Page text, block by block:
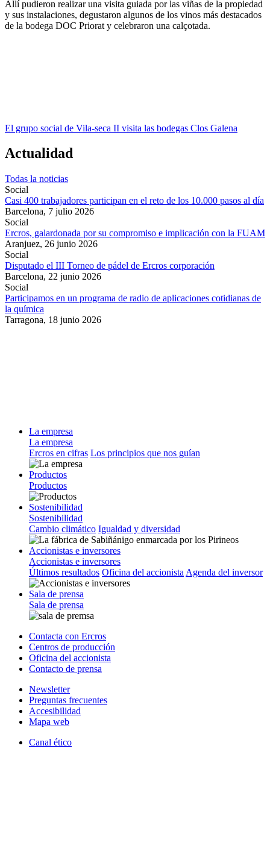
Allí pudieron realizar una visita guiada por las viñas de la propiedad
y sus instalaciones, degustaron algunos de los vinos más destacados
de la bodega DOC Priorat y celebraron una calçotada.
El grupo social de Vila-seca II visita las bodegas Clos Galena
Actualidad
Todas la noticias
Social
Casi 400 trabajadores participan en el reto de los 10.000 pasos al día
Barcelona, 7 julio 2026
Social
Ercros, galardonada por su compromiso e implicación con la FUAM
Aranjuez, 26 junio 2026
Social
Disputado el III Torneo de pádel de Ercros corporación
Barcelona, 22 junio 2026
Social
Participamos en un programa de radio de aplicaciones cotidianas de
la química
Tarragona, 18 junio 2026
La empresa
La empresa
Ercros en cifras Los principios que nos guían
Productos
Productos
Sostenibilidad
Sostenibilidad
Cambio climático Igualdad y diversidad
Accionistas e inversores
Accionistas e inversores
Últimos resultados Oficina del accionista Agenda del inversor
Sala de prensa
Sala de prensa
Contacta con Ercros
Centros de producción
Oficina del accionista
Contacto de prensa
Newsletter
Preguntas frecuentes
Accesibilidad
Mapa web
Canal ético